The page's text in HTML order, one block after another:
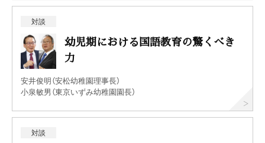
対談
幼児期における国語教育の驚くべき
力
安井俊明（安松幼稚園理事長）
小泉敏男（東京いずみ幼稚園園長）
対談